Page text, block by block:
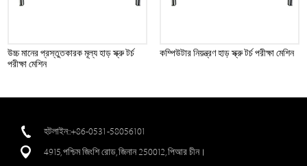
উচ্চ মানের প্রস্তুতকারক মূল্য হাড় স্ক্রু টর্চ
পরীক্ষা মেশিন
কম্পিউটার নিয়ন্ত্রণ হাড় স্ক্রু টর্চ পরীক্ষা মেশিন
হটলাইন::+86-0531-58056101
4915, পশ্চিম জিংশি রোড, জিনান 250012, পিআর চীন।